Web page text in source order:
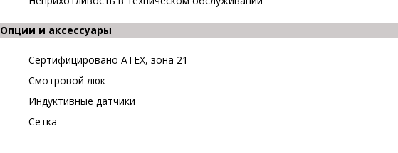
Опции и аксессуары
Сертифицировано АТЕХ, зона 21
Смотровой люк
Индуктивные датчики
Сетка